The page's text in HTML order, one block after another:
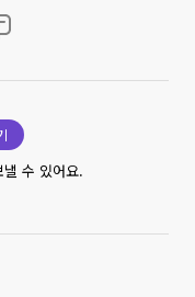
수 있어요.